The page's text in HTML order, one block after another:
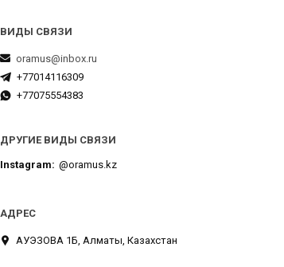
oramus@inbox.ru
+77014116309
+77075554383
ДРУГИЕ ВИДЫ СВЯЗИ
Instagram @oramus.kz
АУЭЗОВА 1Б, Алматы, Казахстан